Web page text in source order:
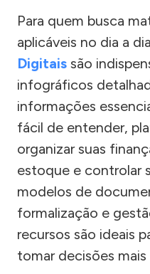
Para quem busca
aplicáveis no dia a
Digitais são
infográficos
informações
fácil de entender,
organizar suas
estoque e controlar
modelos de
formalização e
recursos são ideais
tomar decisões mais